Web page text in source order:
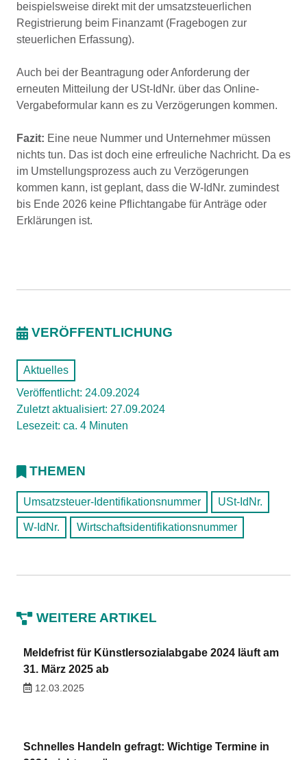
beispielsweise direkt mit der umsatzsteuerlichen
Registrierung beim Finanzamt (Fragebogen zur
steuerlichen Erfassung).
Auch bei der Beantragung oder Anforderung der
erneuten Mitteilung der USt-IdNr. über das Online-
Vergabeformular kann es zu Verzögerungen kommen.
Fazit: Eine neue Nummer und Unternehmer müssen
nichts tun. Das ist doch eine erfreuliche Nachricht. Da es
im Umstellungsprozess auch zu Verzögerungen
kommen kann, ist geplant, dass die W-IdNr. zumindest
bis Ende 2026 keine Pflichtangabe für Anträge oder
Erklärungen ist.
VERÖFFENTLICHUNG
Aktuelles
Veröffentlicht: 24.09.2024
Zuletzt aktualisiert: 27.09.2024
Lesezeit: ca. 4 Minuten
THEMEN
Umsatzsteuer-Identifikationsnummer USt-IdNr.
W-IdNr. Wirtschaftsidentifikationsnummer
WEITERE ARTIKEL
Meldefrist für Künstlersozialabgabe 2024 läuft am
31. März 2025 ab
12.03.2025
Schnelles Handeln gefragt: Wichtige Termine in